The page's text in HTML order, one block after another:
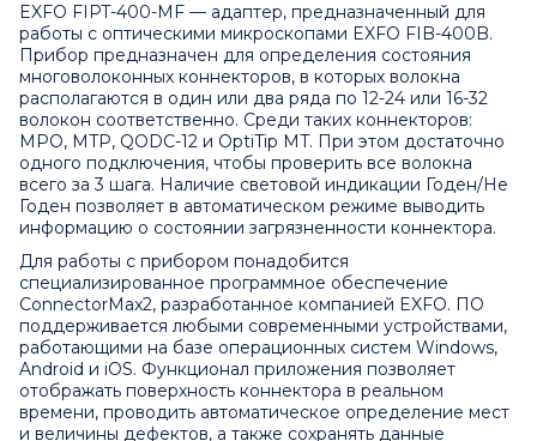
EXFO FIPT-400-MF — адаптер, предназначенный для
работы с оптическими микроскопами EXFO FIB-400B.
Прибор предназначен для определения состояния
многоволоконных коннекторов, в которых волокна
располагаются в один или два ряда по 12-24 или 16-32
волокон соответственно. Среди таких коннекторов:
MPO, MTP, QODC-12 и OptiTip MT. При этом достаточно
одного подключения, чтобы проверить все волокна
всего за 3 шага. Наличие световой индикации Годен/Не
Годен позволяет в автоматическом режиме выводить
информацию о состоянии загрязненности коннектора.
Для работы с прибором понадобится
специализированное программное обеспечение
ConnectorMax2, разработанное компанией EXFO. ПО
поддерживается любыми современными устройствами,
работающими на базе операционных систем Windows,
Android и iOS. Функционал приложения позволяет
отображать поверхность коннектора в реальном
времени, проводить автоматическое определение мест
и величины дефектов, а также сохранять данные